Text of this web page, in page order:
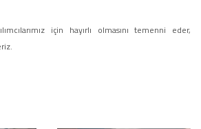
için hayırlı olmasını temenni eder,